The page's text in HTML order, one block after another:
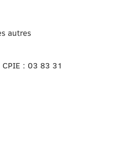
autres
: 03 83 31